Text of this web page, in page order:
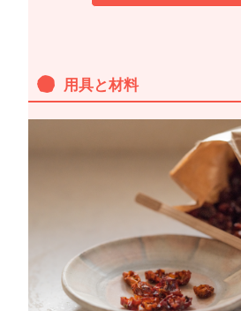
用具と材料